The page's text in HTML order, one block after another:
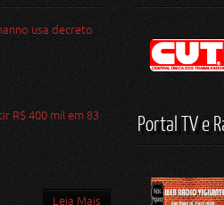
usa decreto
R$ 400 mil em 83
Leia Mais
Portal TV e